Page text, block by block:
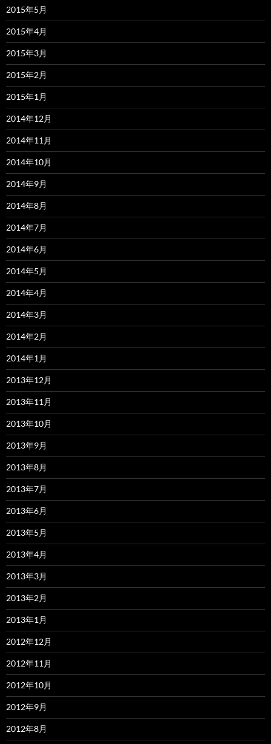
2015年5月
2015年4月
2015年3月
2015年2月
2015年1月
2014年12月
2014年11月
2014年10月
2014年9月
2014年8月
2014年7月
2014年6月
2014年5月
2014年4月
2014年3月
2014年2月
2014年1月
2013年12月
2013年11月
2013年10月
2013年9月
2013年8月
2013年7月
2013年6月
2013年5月
2013年4月
2013年3月
2013年2月
2013年1月
2012年12月
2012年11月
2012年10月
2012年9月
2012年8月